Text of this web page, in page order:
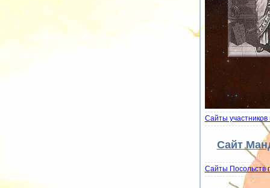
Сайты участников
Сайт
Сайты Посольств